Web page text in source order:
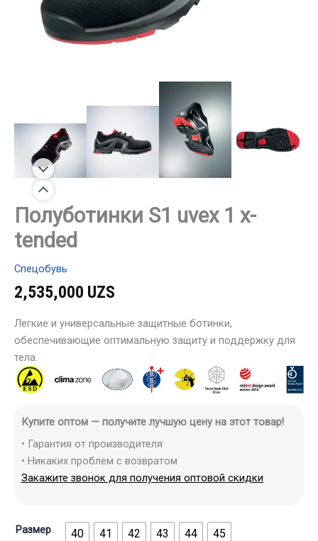
Полуботинки S1 uvex 1 x-
tended
Спецобувь
2,535,000 UZS
Легкие и универсальные защитные ботинки,
обеспечивающие оптимальную защиту и поддержку для
тела.
Купите оптом — получите лучшую цену на этот товар!
• Гарантия от производителя
• Никаких проблем с возвратом
Закажите звонок для получения оптовой скидки
Размер 40 41 42 43 44 45